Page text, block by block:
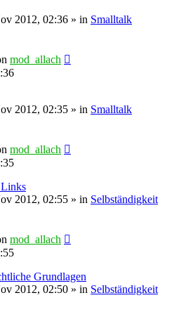
2012, 02:36 » in Smalltalk
mod_allach
2012, 02:35 » in Smalltalk
mod_allach
2012, 02:55 » in Selbständigkeit
mod_allach
Grundlagen
2012, 02:50 » in Selbständigkeit